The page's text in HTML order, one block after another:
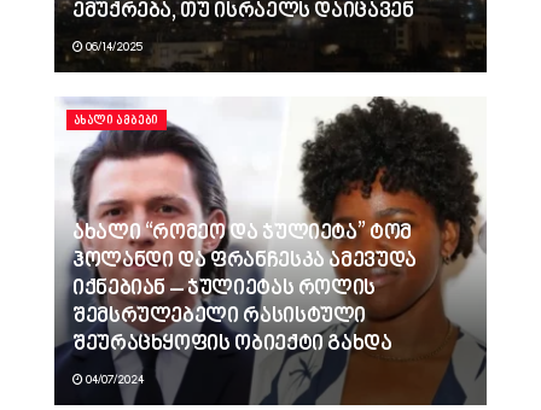
ემუქრება, თუ ისრაელს დაიცავენ
06/14/2025
ᲐᲮᲐᲚᲘ ᲐᲛᲑᲔᲑᲘ
ახალი “რომეო და ჯულიეტა” ტომ
ჰოლანდი და ფრანჩესკა ამევუდა
იქნებიან – ჯულიეტას როლის
შემსრულებელი რასისტული
შეურაცხყოფის ობიექტი გახდა
04/07/2024